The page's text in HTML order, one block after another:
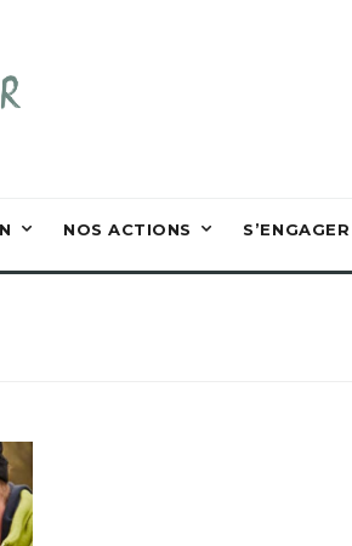
NOS ACTIONS S’ENGAGER